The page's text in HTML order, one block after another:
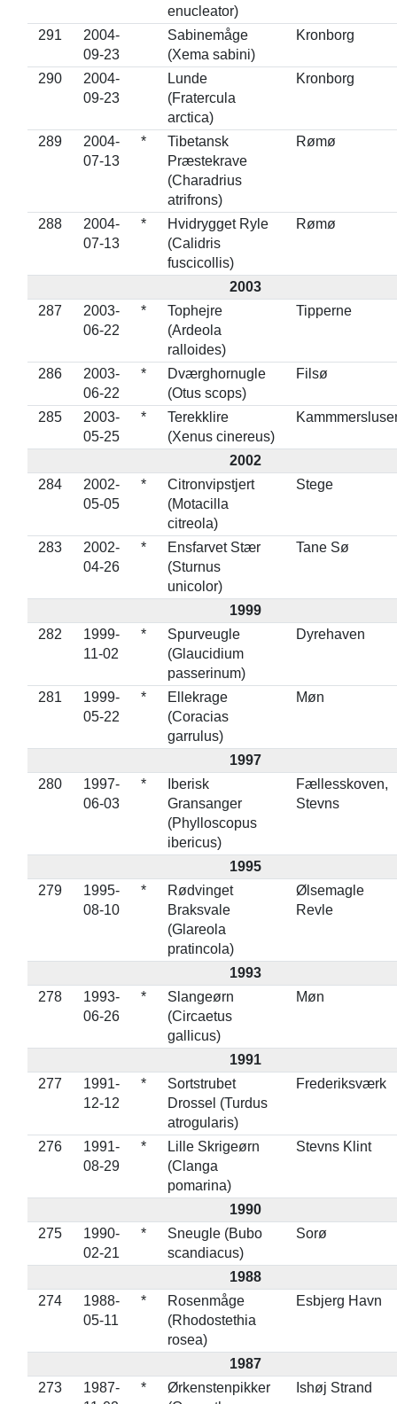
enucleator)
291
2004-
09-23
Sabinemåge
(Xema sabini)
Kronborg
290
2004-
09-23
Lunde
(Fratercula
arctica)
Kronborg
289
2004-
07-13
*
Tibetansk
Præstekrave
(Charadrius
atrifrons)
Rømø
288
2004-
07-13
*
Hvidrygget Ryle
(Calidris
fuscicollis)
Rømø
2003
287
2003-
06-22
*
Tophejre
(Ardeola
ralloides)
Tipperne
286
2003-
06-22
*
Dværghornugle
(Otus scops)
Filsø
285
2003-
05-25
*
Terekklire
(Xenus cinereus)
2002
284
2002-
05-05
*
Citronvipstjert
(Motacilla
citreola)
Stege
283
2002-
04-26
*
Ensfarvet Stær
(Sturnus
unicolor)
Tane Sø
1999
282
1999-
11-02
*
Spurveugle
(Glaucidium
passerinum)
Dyrehaven
281
1999-
05-22
*
Ellekrage
(Coracias
garrulus)
Møn
1997
280
1997-
06-03
*
Iberisk
Gransanger
(Phylloscopus
ibericus)
Fællesskoven,
Stevns
1995
279
1995-
08-10
*
Rødvinget
Braksvale
(Glareola
pratincola)
Ølsemagle
Revle
1993
278
1993-
06-26
*
Slangeørn
(Circaetus
gallicus)
Møn
1991
277
1991-
12-12
*
Sortstrubet
Drossel (Turdus
atrogularis)
Frederiksværk
276
1991-
08-29
*
Lille Skrigeørn
(Clanga
pomarina)
Stevns Klint
1990
275
1990-
02-21
*
Sneugle (Bubo
scandiacus)
Sorø
1988
274
1988-
05-11
*
Rosenmåge
(Rhodostethia
rosea)
Esbjerg Havn
1987
273
1987-
*
Ørkenstenpikker
Ishøj Strand